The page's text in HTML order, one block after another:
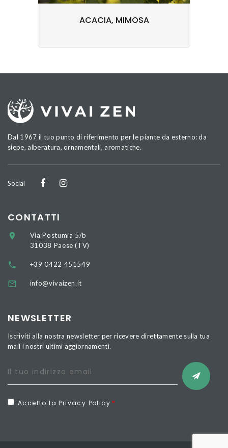
ACACIA, MIMOSA
Dal 1967 il tuo punto di riferimento per le piante da esterno: da
siepe, alberatura, ornamentali, aromatiche.
Social
CONTATTI
Via Postumia 5/b
31038 Paese (TV)
+39 0422 451549
info@vivaizen.it
NEWSLETTER
Iscriviti alla nostra newsletter per ricevere direttamente sulla tua
mail i nostri ultimi aggiornamenti.
Accetto la Privacy Policy